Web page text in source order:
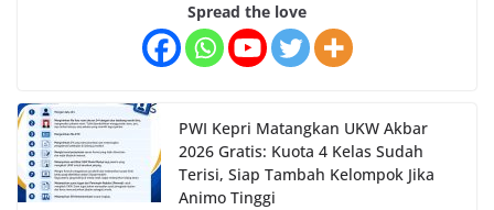
Spread the love
PWI Kepri Matangkan UKW Akbar
2026 Gratis: Kuota 4 Kelas Sudah
Terisi, Siap Tambah Kelompok Jika
Animo Tinggi